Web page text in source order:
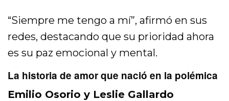
“Siempre me tengo a mí”, afirmó en sus
redes, destacando que su prioridad ahora
es su paz emocional y mental.
La historia de amor que nació en la polémica
Emilio Osorio y Leslie Gallardo